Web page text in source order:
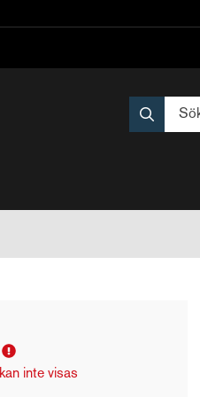
inte visas